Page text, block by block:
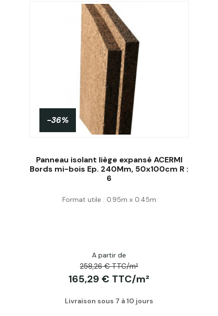
-36%
Panneau isolant liège expansé ACERMI
Bords mi-bois Ep. 240Mm, 50x100cm R :
6
Format utile : 0.95m x 0.45m
A partir de
258,26 € TTC/m²
165,29 € TTC/m²
Livraison sous 7 à 10 jours